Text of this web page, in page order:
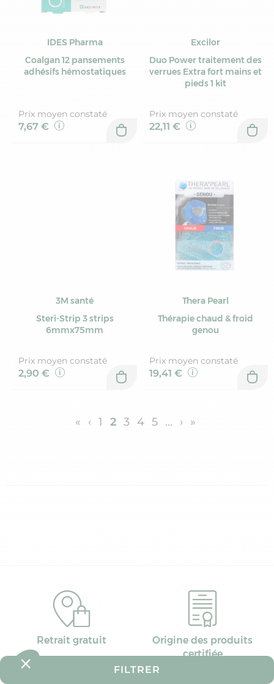
FILTRER
IDES Pharma
Coalgan 12 pansements
adhésifs hémostatiques
Prix moyen constaté
7,67 €
Excilor
Duo Power traitement des
verrues Extra fort mains et
pieds 1 kit
Prix moyen constaté
22,11 €
3M santé
Steri-Strip 3 strips
6mmx75mm
Prix moyen constaté
2,90 €
Thera Pearl
Thérapie chaud & froid
genou
Prix moyen constaté
19,41 €
« ‹ 1 2 3 4 5 ... › »
Retrait gratuit
Origine des produits
certifiée